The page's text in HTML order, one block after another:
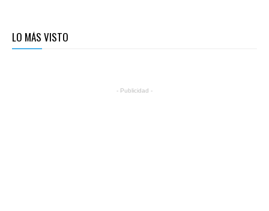
LO MÁS VISTO
- Publicidad -